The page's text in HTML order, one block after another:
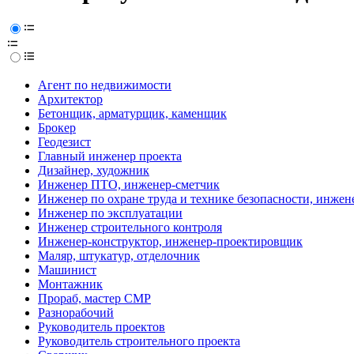
Агент по недвижимости
Архитектор
Бетонщик, арматурщик, каменщик
Брокер
Геодезист
Главный инженер проекта
Дизайнер, художник
Инженер ПТО, инженер-сметчик
Инженер по охране труда и технике безопасности,
Инженер по эксплуатации
Инженер строительного контроля
Инженер-конструктор, инженер-проектировщик
Маляр, штукатур, отделочник
Машинист
Монтажник
Прораб, мастер СМР
Разнорабочий
Руководитель проектов
Руководитель строительного проекта